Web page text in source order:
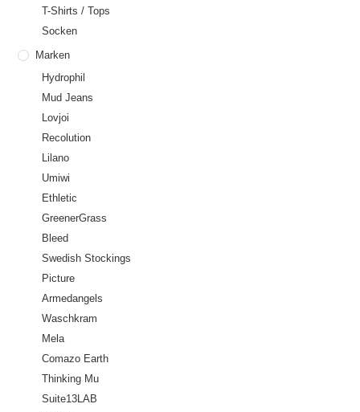
T-Shirts / Tops
Socken
Marken
Hydrophil
Mud Jeans
Lovjoi
Recolution
Lilano
Umiwi
Ethletic
GreenerGrass
Bleed
Swedish Stockings
Picture
Armedangels
Waschkram
Mela
Comazo Earth
Thinking Mu
Suite13LAB